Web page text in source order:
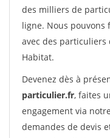
des milliers de
ligne. Nous
avec des
Habitat.
Devenez dès à
particulier.fr, faites
engagement via
demandes de devis